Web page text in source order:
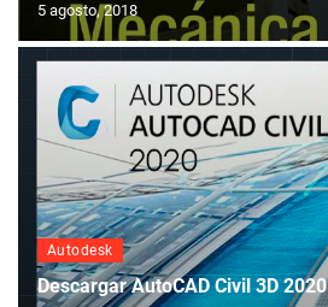
5 agosto, 2018
Autodesk
Descargar AutoCAD Civil 3D 2020